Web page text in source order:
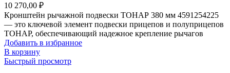
10 270,00 ₽
Кронштейн рычажной подвески ТОНАР 380 мм 4591254225
— это ключевой элемент подвески прицепов и полуприцепов
ТОНАР, обеспечивающий надежное крепление рычагов
Добавить в избранное
В корзину
Быстрый просмотр